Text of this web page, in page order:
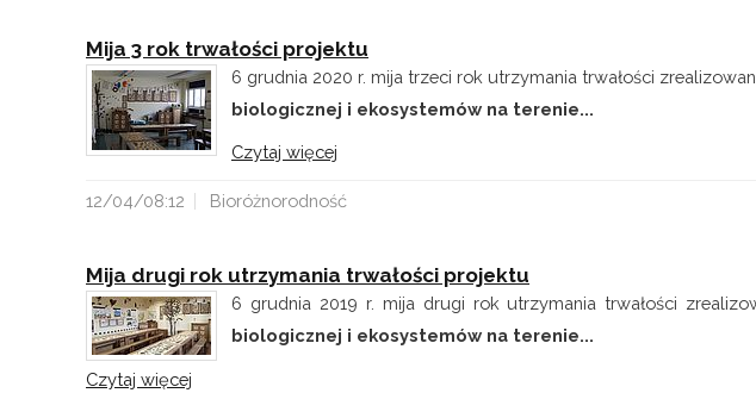
Mija 3 rok trwałości projektu
6 grudnia 2020 r. mija trzeci rok utrzymania trwałości
biologicznej i ekosystemów na terenie...
Czytaj więcej
12/04/08:12 Bioróżnorodność
Mija drugi rok utrzymania trwałości projektu
6 grudnia 2019 r. mija drugi rok utrzymania trwałości
biologicznej i ekosystemów na terenie...
Czytaj więcej